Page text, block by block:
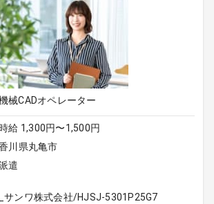
械CADオペレーター
給 1,300円〜1,500円
川県丸亀市
遣
サンワ株式会社/HJSJ-5301P25G7